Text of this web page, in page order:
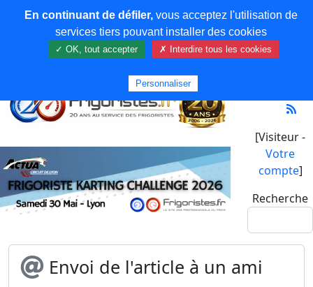
[Visiteur -
Votre
compte]
Recherche
Envoi de l'article à un ami
En continuant de défiler,vous acceptez l'utilisation de
services tiers pouvant installer des cookies
✓ OK, tout accepter ✗ Interdire tous les cookies
Personnaliser